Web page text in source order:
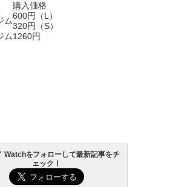
購入価格
ム600円（L）
320円（S）
ム1260円
Watchをフォローして最新記事をチ
ェック！